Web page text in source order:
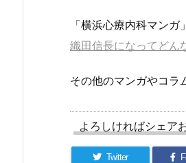
「横浜心療内科マンガ
織田信長になってどん
その他のマンガやコラ
よろしければシェア
Twitter